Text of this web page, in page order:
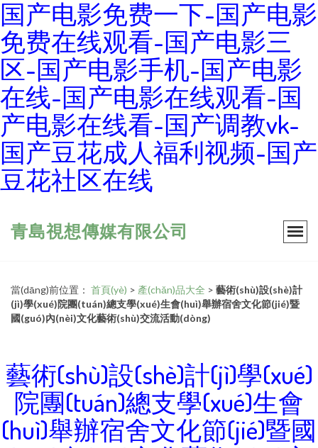
国产电影免费一下-国产电影
免费在线观看-国产电影三
区-国产电影手机-国产电影
在线-国产电影在线观看-国
产电影在线看-国产调教vk-
国产豆花成人福利视频-国产
豆花社区在线
青島視想傳媒有限公司
當(dāng)前位置： 首頁(yè) > 產(chǎn)品大全 > 藝術(shù)設(shè)計
(jì)學(xué)院團(tuán)總支學(xué)生會(huì)舉辦宿舍文化節(jié)暨
國(guó)內(nèi)文化藝術(shù)交流活動(dòng)
藝術(shù)設(shè)計(jì)學(xué)
院團(tuán)總支學(xué)生會
(huì)舉辦宿舍文化節(jié)暨國